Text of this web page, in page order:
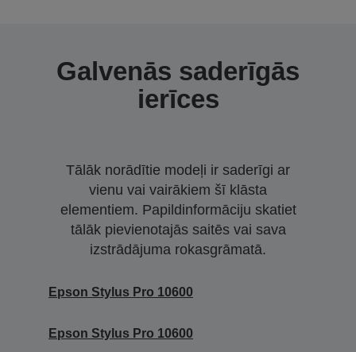
Galvenās saderīgās
ierīces
Tālāk norādītie modeļi ir saderīgi ar
vienu vai vairākiem šī klāsta
elementiem. Papildinformāciju skatiet
tālāk pievienotajās saitēs vai sava
izstrādājuma rokasgrāmatā.
Epson Stylus Pro 10600
Epson Stylus Pro 10600